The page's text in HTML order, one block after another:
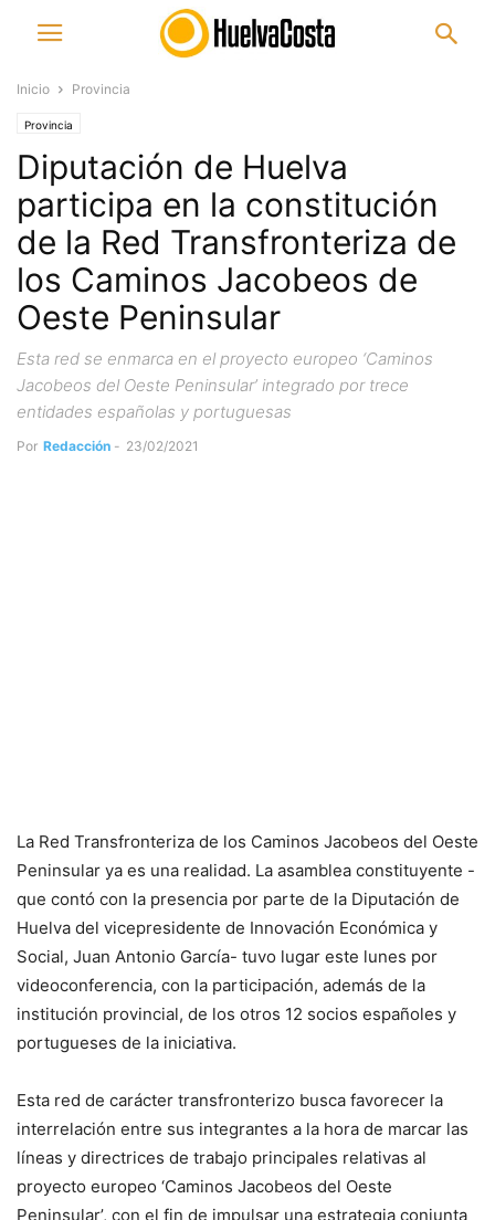
Inicio Provincia
Provincia
Diputación de Huelva
participa en la constitución
de la Red Transfronteriza de
los Caminos Jacobeos de
Oeste Peninsular
Esta red se enmarca en el proyecto europeo ‘Caminos
Jacobeos del Oeste Peninsular’ integrado por trece
entidades españolas y portuguesas
Por Redacción - 23/02/2021
La Red Transfronteriza de los Caminos Jacobeos del Oeste
Peninsular ya es una realidad. La asamblea constituyente -
que contó con la presencia por parte de la Diputación de
Huelva del vicepresidente de Innovación Económica y
Social, Juan Antonio García- tuvo lugar este lunes por
videoconferencia, con la participación, además de la
institución provincial, de los otros 12 socios españoles y
portugueses de la iniciativa.
Esta red de carácter transfronterizo busca favorecer la
interrelación entre sus integrantes a la hora de marcar las
líneas y directrices de trabajo principales relativas al
proyecto europeo ‘Caminos Jacobeos del Oeste
Peninsular’, con el fin de impulsar una estrategia conjunta